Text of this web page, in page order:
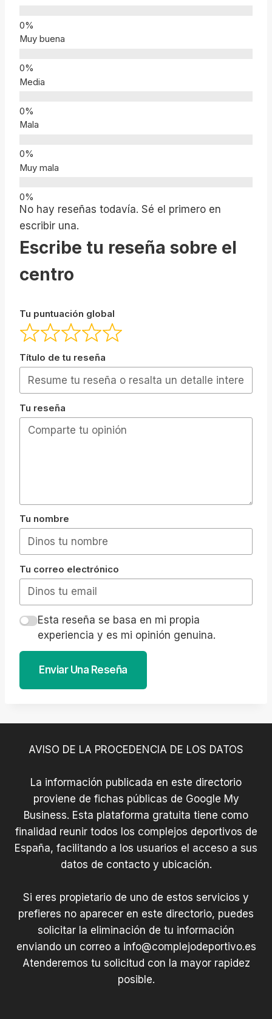
Muy buena
Media
Mala
Muy mala
No hay reseñas todavía. Sé el primero en
escribir una.
Escribe tu reseña sobre el
centro
Tu puntuación global
Título de tu reseña
Tu reseña
Tu nombre
Tu correo electrónico
Esta reseña se basa en mi propia
experiencia y es mi opinión genuina.
Enviar Una Reseña
AVISO DE LA PROCEDENCIA DE LOS DATOS
La información publicada en este directorio
proviene de fichas públicas de Google My
Business. Esta plataforma gratuita tiene como
finalidad reunir todos los complejos deportivos de
España, facilitando a los usuarios el acceso a sus
datos de contacto y ubicación.
Si eres propietario de uno de estos servicios y
prefieres no aparecer en este directorio, puedes
solicitar la eliminación de tu información
enviando un correo a info@complejodeportivo.es
Atenderemos tu solicitud con la mayor rapidez
posible.